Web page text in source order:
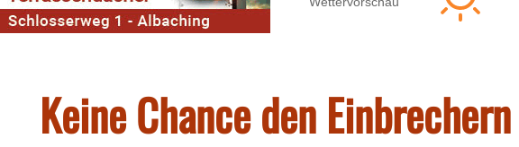
Keine Chance den Einbrechern